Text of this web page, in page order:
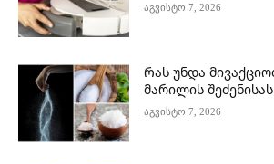
აგვისტო 7, 2026
Რას უნდა
მარილის შეძენისას
აგვისტო 7, 2026